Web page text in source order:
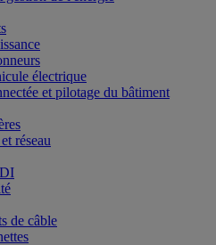
électrique
et pilotage du bâtiment
réseau
de câble